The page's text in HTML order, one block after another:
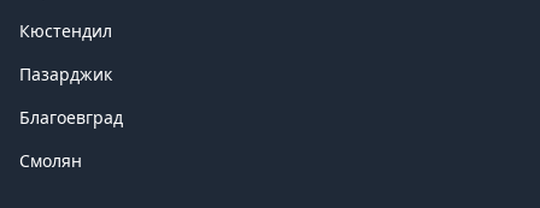
Кюстендил
Пазарджик
Благоевград
Смолян